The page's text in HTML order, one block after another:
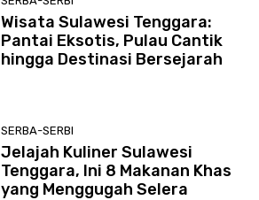
Wisata Sulawesi Tenggara:
Pantai Eksotis, Pulau Cantik
hingga Destinasi Bersejarah
SERBA-SERBI
Jelajah Kuliner Sulawesi
Tenggara, Ini 8 Makanan Khas
yang Menggugah Selera